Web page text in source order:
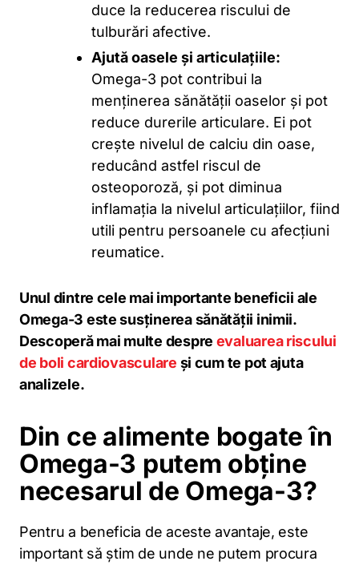
duce la reducerea riscului de
tulburări afective.
Ajută oasele și articulațiile:
Omega-3 pot contribui la
menținerea sănătății oaselor și pot
reduce durerile articulare. Ei pot
crește nivelul de calciu din oase,
reducând astfel riscul de
osteoporoză, și pot diminua
inflamația la nivelul articulațiilor, fiind
utili pentru persoanele cu afecțiuni
reumatice.
Unul dintre cele mai importante beneficii ale
Omega-3 este susținerea sănătății inimii.
Descoperă mai multe despre evaluarea riscului
de boli cardiovasculare și cum te pot ajuta
analizele.
Din ce alimente bogate în
Omega-3 putem obține
necesarul de Omega-3?
Pentru a beneficia de aceste avantaje, este
important să știm de unde ne putem procura